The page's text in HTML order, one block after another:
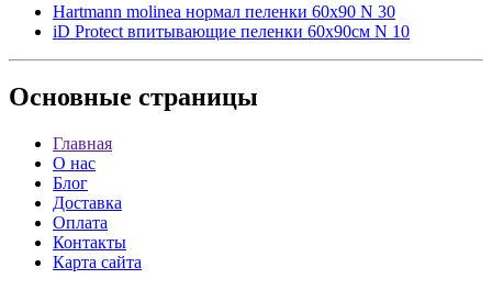
Hartmann molinea нормал пеленки 60х90 N 30
iD Protect впитывающие пеленки 60x90см N 10
Основные страницы
Главная
О нас
Блог
Доставка
Оплата
Контакты
Карта сайта